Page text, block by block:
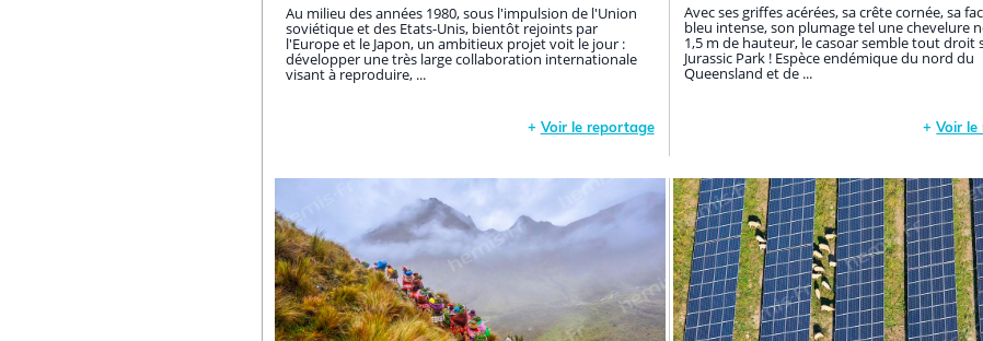
Au milieu des années 1980, sous l'impulsion de l'Union
soviétique et des Etats-Unis, bientôt rejoints par
l'Europe et le Japon, un ambitieux projet voit le jour :
développer une très large collaboration internationale
visant à reproduire, ...
+ Voir le reportage
Avec ses griffes acérées, sa crête cornée, sa
bleu intense, son plumage tel une chevelure
1,5 m de hauteur, le casoar semble tout droit
Jurassic Park ! Espèce endémique du nord du
Queensland et de ...
+Voir